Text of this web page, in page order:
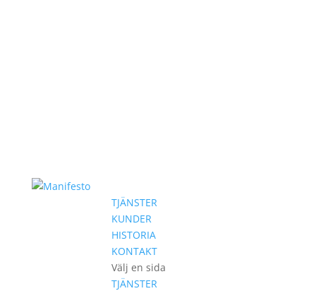
TJÄNSTER
KUNDER
HISTORIA
KONTAKT
Välj en sida
TJÄNSTER